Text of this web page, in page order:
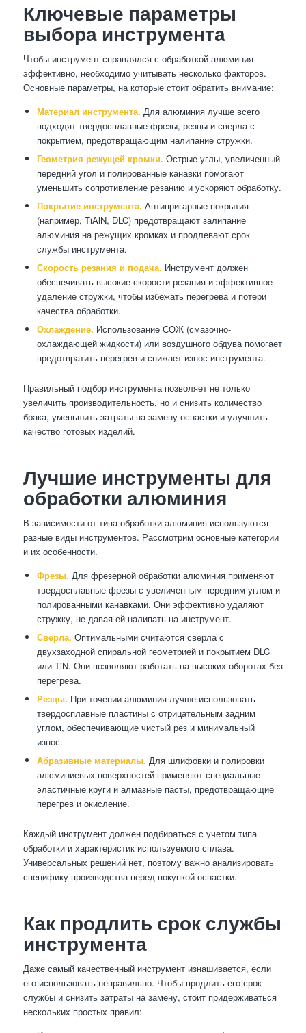
Ключевые параметры
выбора инструмента
Чтобы инструмент справлялся с обработкой алюминия
эффективно, необходимо учитывать несколько факторов.
Основные параметры, на которые стоит обратить внимание:
Материал инструмента. Для алюминия лучше всего
подходят твердосплавные фрезы, резцы и сверла с
покрытием, предотвращающим налипание стружки.
Геометрия режущей кромки. Острые углы, увеличенный
передний угол и полированные канавки помогают
уменьшить сопротивление резанию и ускоряют обработку.
Покрытие инструмента. Антипригарные покрытия
(например, TiAlN, DLC) предотвращают залипание
алюминия на режущих кромках и продлевают срок
службы инструмента.
Скорость резания и подача. Инструмент должен
обеспечивать высокие скорости резания и эффективное
удаление стружки, чтобы избежать перегрева и потери
качества обработки.
Охлаждение. Использование СОЖ (смазочно-
охлаждающей жидкости) или воздушного обдува помогает
предотвратить перегрев и снижает износ инструмента.
Правильный подбор инструмента позволяет не только
увеличить производительность, но и снизить количество
брака, уменьшить затраты на замену оснастки и улучшить
качество готовых изделий.
Лучшие инструменты для
обработки алюминия
В зависимости от типа обработки алюминия используются
разные виды инструментов. Рассмотрим основные категории
и их особенности.
Фрезы. Для фрезерной обработки алюминия применяют
твердосплавные фрезы с увеличенным передним углом и
полированными канавками. Они эффективно удаляют
стружку, не давая ей налипать на инструмент.
Сверла. Оптимальными считаются сверла с
двухзаходной спиральной геометрией и покрытием DLC
или TiN. Они позволяют работать на высоких оборотах без
перегрева.
Резцы. При точении алюминия лучше использовать
твердосплавные пластины с отрицательным задним
углом, обеспечивающие чистый рез и минимальный
износ.
Абразивные материалы. Для шлифовки и полировки
алюминиевых поверхностей применяют специальные
эластичные круги и алмазные пасты, предотвращающие
перегрев и окисление.
Каждый инструмент должен подбираться с учетом типа
обработки и характеристик используемого сплава.
Универсальных решений нет, поэтому важно анализировать
специфику производства перед покупкой оснастки.
Как продлить срок службы
инструмента
Даже самый качественный инструмент изнашивается, если
его использовать неправильно. Чтобы продлить его срок
службы и снизить затраты на замену, стоит придерживаться
нескольких простых правил: